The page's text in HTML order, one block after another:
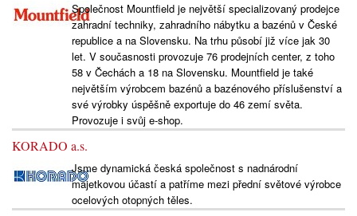
Společnost Mountfield je největší specializovaný prodejce
zahradní techniky, zahradního nábytku a bazénů v České
republice a na Slovensku. Na trhu působí již více jak 30
let. V současnosti provozuje 76 prodejních center, z toho
58 v Čechách a 18 na Slovensku. Mountfield je také
největším výrobcem bazénů a bazénového příslušenství a
své výrobky úspěšně exportuje do 46 zemí světa.
Provozuje i svůj e-shop.
KORADO a.s.
Jsme dynamická česká společnost s nadnárodní
majetkovou účastí a patříme mezi přední světové výrobce
ocelových otopných těles.